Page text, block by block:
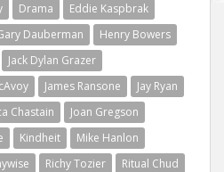
Drama
Eddie Kaspbrak
Dauberman
Henry Bowers
Jack Dylan Grazer
James Ransone
Jay Ryan
Chastain
Joan Gregson
Kindheit
Mike Hanlon
Richy Tozier
Ritual Chud